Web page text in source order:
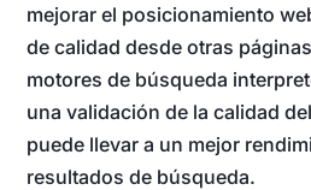
mejorar el posicionamiento
de calidad desde otras
motores de búsqueda
una validación de la calidad
puede llevar a un mejor
resultados de búsqueda.